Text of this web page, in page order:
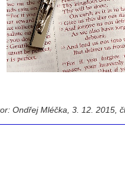
Ondřej Mléčka, 3. 12. 2015,